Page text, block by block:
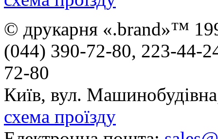
© друкарня «.brand»™
(044) 390-72-80, 223-44-
72-80
Київ, вул.
схема проїзду